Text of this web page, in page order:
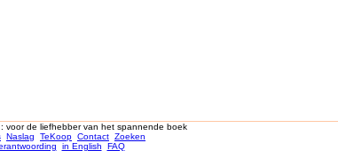
: voor de liefhebber van het spannende boek
Naslag TeKoop Contact Zoeken
in English FAQ